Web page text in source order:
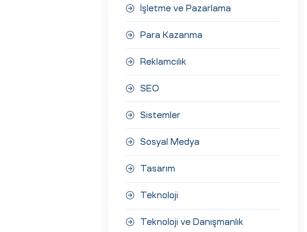
İşletme ve Pazarlama
Para Kazanma
Reklamcılık
SEO
Sistemler
Sosyal Medya
Tasarım
Teknoloji
Teknoloji ve Danışmanlık